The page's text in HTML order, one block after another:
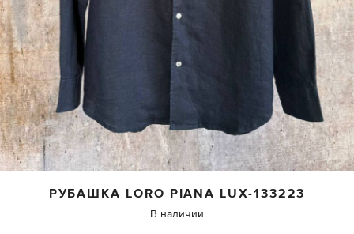
РУБАШКА LORO PIANA LUX-133223
В наличии